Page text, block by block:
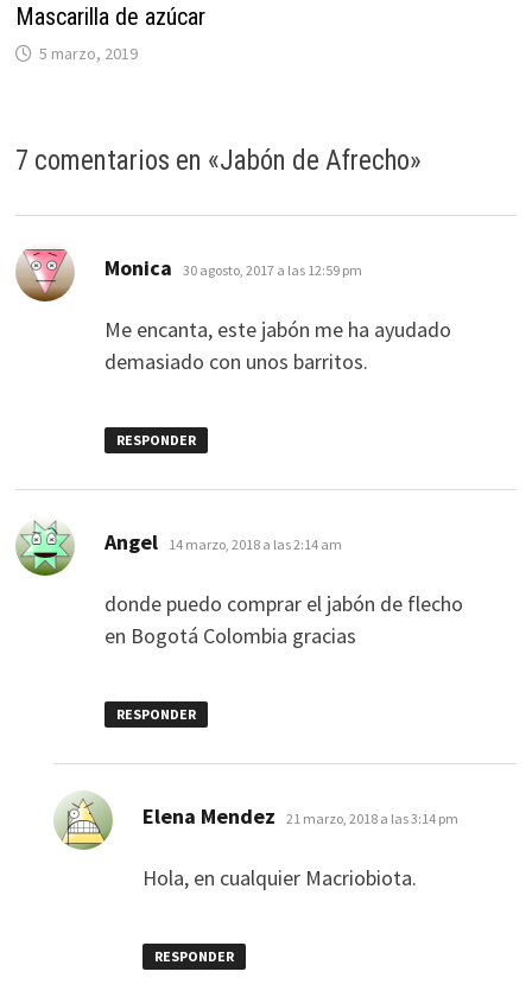
Mascarilla de azúcar
5 marzo, 2019
7 comentarios en «Jabón de Afrecho»
Monica dice:
30 agosto, 2017 a las 12:59 pm
Me encanta, este jabón me ha ayudado
demasiado con unos barritos.
RESPONDER
Angel dice:
14 marzo, 2018 a las 2:14 am
donde puedo comprar el jabón de flecho
en Bogotá Colombia gracias
RESPONDER
Elena Mendez dice:
21 marzo, 2018 a las 3:14 pm
Hola, en cualquier Macriobiota.
RESPONDER